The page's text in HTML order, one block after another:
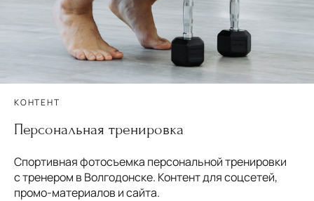
КОНТЕНТ
Персональная тренировка
Спортивная фотосъемка персональной тренировки
с тренером в Волгодонске. Контент для соцсетей,
промо-материалов и сайта.